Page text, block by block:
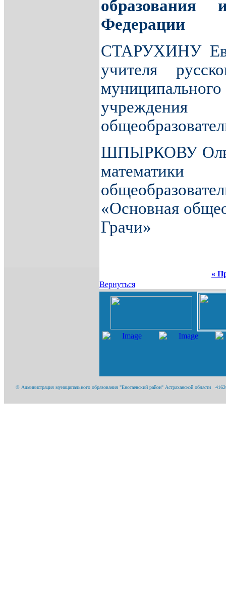
образования
Федерации
СТАРУХИНУ
учителя
ШПЫРКОВУ
«Основная
Грачи»
«
Вернуться
© Администрация муниципального образования "Енотаевский район" Астраханской области